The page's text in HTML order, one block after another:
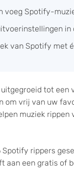
voeg Spotify-
in
van Spotify met
tot een
om vrij van uw
muziek
rippers
aan een gratis of